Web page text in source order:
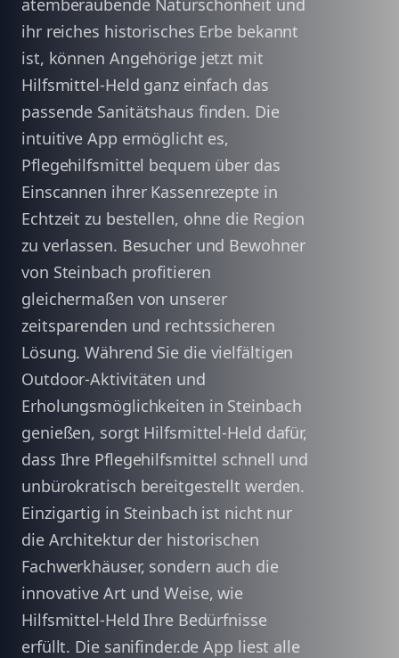
atemberaubende Naturschönheit und
ihr reiches historisches Erbe bekannt
ist, können Angehörige jetzt mit
Hilfsmittel-Held ganz einfach das
passende Sanitätshaus finden. Die
intuitive App ermöglicht es,
Pflegehilfsmittel bequem über das
Einscannen ihrer Kassenrezepte in
Echtzeit zu bestellen, ohne die Region
zu verlassen. Besucher und Bewohner
von Steinbach profitieren
gleichermaßen von unserer
zeitsparenden und rechtssicheren
Lösung. Während Sie die vielfältigen
Outdoor-Aktivitäten und
Erholungsmöglichkeiten in Steinbach
genießen, sorgt Hilfsmittel-Held dafür,
dass Ihre Pflegehilfsmittel schnell und
unbürokratisch bereitgestellt werden.
Einzigartig in Steinbach ist nicht nur
die Architektur der historischen
Fachwerkhäuser, sondern auch die
innovative Art und Weise, wie
Hilfsmittel-Held Ihre Bedürfnisse
erfüllt. Die sanifinder.de App liest alle